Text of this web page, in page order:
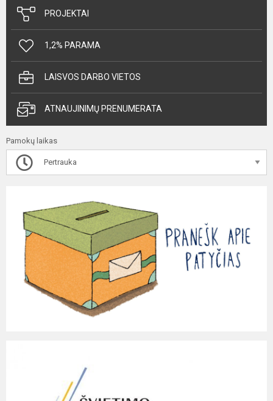
PROJEKTAI
1,2% PARAMA
LAISVOS DARBO VIETOS
ATNAUJINIMŲ PRENUMERATA
Pamokų laikas
Pertrauka